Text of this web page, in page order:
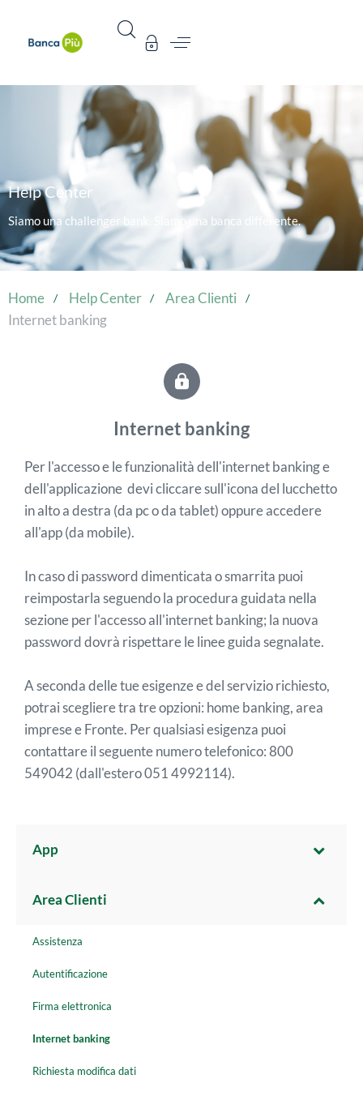
Help Center
Siamo una challenger bank. Siamo una banca differente.
Home Help Center
Area Clienti
Internet banking
Internet banking
Per l'accesso e le funzionalità dell'internet banking e
dell'applicazione devi cliccare sull'icona del lucchetto
in alto a destra (da pc o da tablet) oppure accedere
all'app (da mobile).
In caso di password dimenticata o smarrita puoi
reimpostarla seguendo la procedura guidata nella
sezione per l'accesso all'internet banking; la nuova
password dovrà rispettare le linee guida segnalate.
A seconda delle tue esigenze e del servizio richiesto,
potrai scegliere tra tre opzioni: home banking, area
imprese e Fronte. Per qualsiasi esigenza puoi
contattare il seguente numero telefonico: 800
549042 (dall'estero 051 4992114).
App
Area Clienti
Assistenza
Autentificazione
Firma elettronica
Internet banking
Richiesta modifica dati